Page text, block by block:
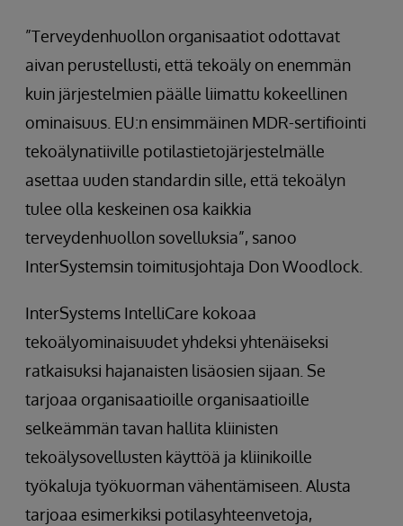
”Terveydenhuollon organisaatiot odottavat
aivan perustellusti, että tekoäly on enemmän
kuin järjestelmien päälle liimattu kokeellinen
ominaisuus. EU:n ensimmäinen MDR-sertifiointi
tekoälynatiiville potilastietojärjestelmälle
asettaa uuden standardin sille, että tekoälyn
tulee olla keskeinen osa kaikkia
terveydenhuollon sovelluksia”, sanoo
InterSystemsin toimitusjohtaja Don Woodlock.
InterSystems IntelliCare kokoaa
tekoälyominaisuudet yhdeksi yhtenäiseksi
ratkaisuksi hajanaisten lisäosien sijaan. Se
tarjoaa organisaatioille organisaatioille
selkeämmän tavan hallita kliinisten
tekoälysovellusten käyttöä ja kliinikoille
työkaluja työkuorman vähentämiseen. Alusta
tarjoaa esimerkiksi potilasyhteenvetoja,